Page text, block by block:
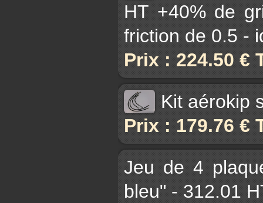
HT +40% de
friction de 0.5 -
Prix : 224.50 €
Kit aérokip
Prix : 179.76 €
Jeu de 4
bleu" - 312.01